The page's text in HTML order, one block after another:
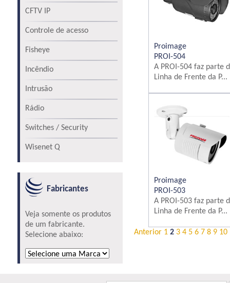
CFTV IP
Controle de acesso
Fisheye
Incêndio
Intrusão
Rádio
Switches / Security
Wisenet Q
Fabricantes
Veja somente os produtos
de um fabricante.
Selecione abaixo:
Proimage
PROI-504
A PROI-504 faz parte
Linha de Frente da P...
Proimage
PROI-503
A PROI-503 faz parte
Linha de Frente da P...
Anterior 1 2 3 4 5 6 7 8 9 10